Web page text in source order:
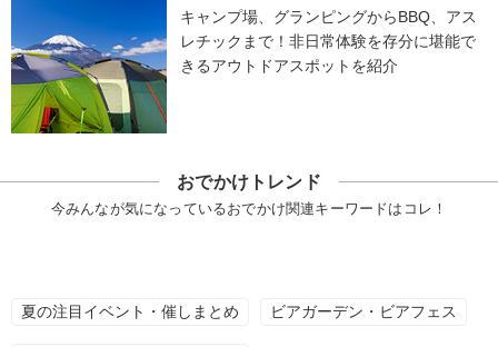
キャンプ場、グランピングからBBQ、アス
レチックまで！非日常体験を存分に堪能で
きるアウトドアスポットを紹介
おでかけトレンド
今みんなが気になっているおでかけ関連キーワードはコレ！
夏の注目イベント・催しまとめ ビアガーデン・ビアフェス